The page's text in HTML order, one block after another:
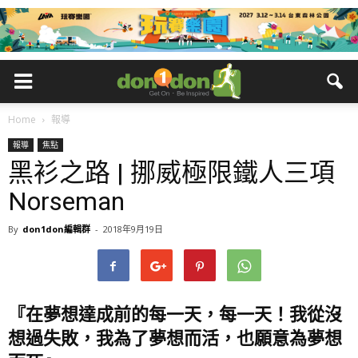
Home 報導
報導 焦點
黑衫之路 | 挪威極限鐵人三項
Norseman
By don1don編輯群 - 2018年9月19日
『在夢想達成前的每一天，每一天！我從沒
想過失敗，我為了夢想而活，也願意為夢想